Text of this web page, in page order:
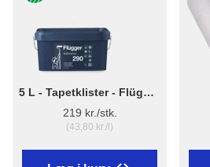
5 L - Tapetklister - Flügger
Adhesive 290
219 kr./stk.
(43,80 kr./l)